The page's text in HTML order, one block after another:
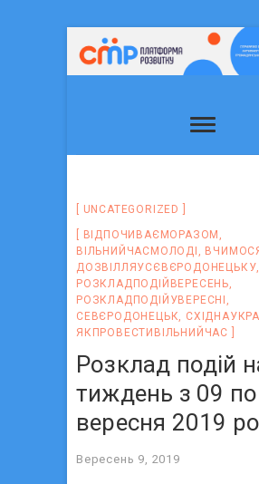
UNCATEGORIZED
ВІДПОЧИВАЄМОРАЗОМ
ВІЛЬНИЙЧАСМОЛОДІ
ДОЗВІЛЛЯУСЄВЄРОДОНЕЦЬКУ
РОЗКЛАДПОДІЙВЕРЕСЕНЬ
РОЗКЛАДПОДІЙУВЕРЕСНІ
СЕВЄРОДОНЕЦЬК
ЯКПРОВЕСТИВІЛЬНИЙЧАС
Розклад подій
тиждень з 09
вересня 2019
Вересень 9, 2019